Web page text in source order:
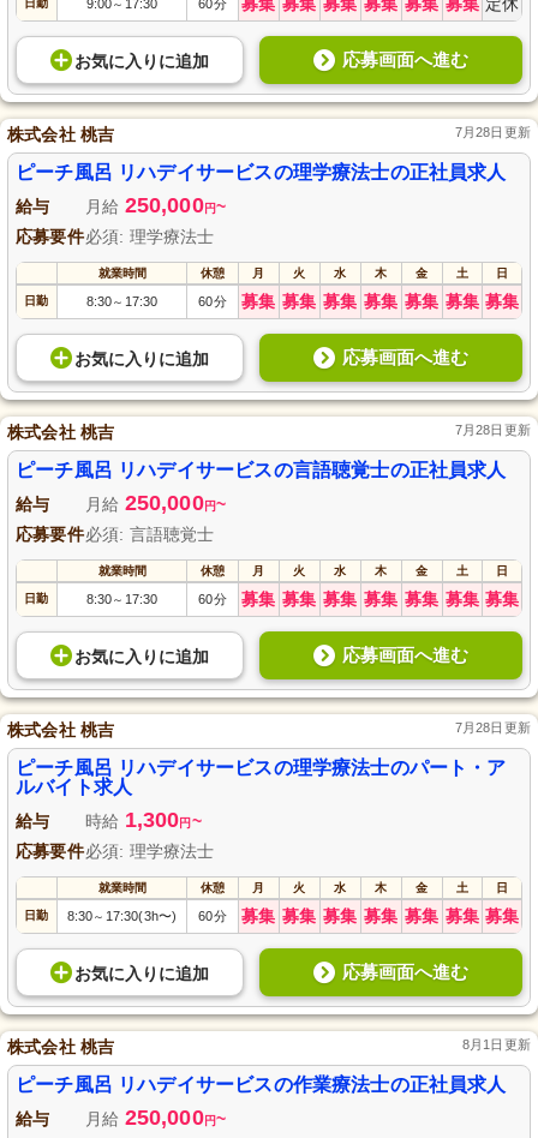
日勤 9:00～ 17:30 60分
お気に入り に追加 応募画面へ進む
株式会社 桃吉 7月28日更新
ピーチ風呂 リハデイサービスの理学療法士の正社員求人
給与 月給 250,000円~
応募要件必須: 理学療法士
就業時間 休憩 月 火 水 木 金 土 日
日勤 8:30～ 17:30 60分 募集 募集 募集 募集 募集 募集 募集
お気に入り に追加 応募画面へ進む
株式会社 桃吉 7月28日更新
ピーチ風呂 リハデイサービスの言語聴覚士の正社員求人
給与 月給 250,000円~
応募要件必須: 言語聴覚士
就業時間 休憩 月 火 水 木 金 土 日
日勤 8:30～ 17:30 60分 募集 募集 募集 募集 募集 募集 募集
お気に入り に追加 応募画面へ進む
株式会社 桃吉 7月28日更新
ピーチ風呂 リハデイサービスの理学療法士のパート・ア
ルバイト求人
給与 時給 1,300円 ~
応募要件必須: 理学療法士
就業時間 休憩 月 火 水 木 金 土 日
日勤 8:30～ 17:30(3h〜) 60分 募集 募集 募集 募集 募集 募集 募集
お気に入り に追加 応募画面へ進む
株式会社 桃吉 8月1日更新
ピーチ風呂 リハデイサービスの作業療法士の正社員求人
給与 月給 250,000円~